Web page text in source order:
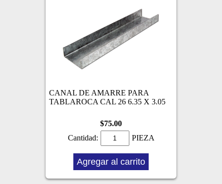
CANAL DE AMARRE PARA
TABLAROCA CAL 26 6.35 X 3.05
$75.00
Cantidad:
PIEZA
Agregar al carrito